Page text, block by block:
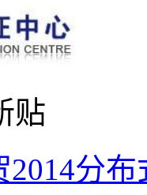
贴
2014分